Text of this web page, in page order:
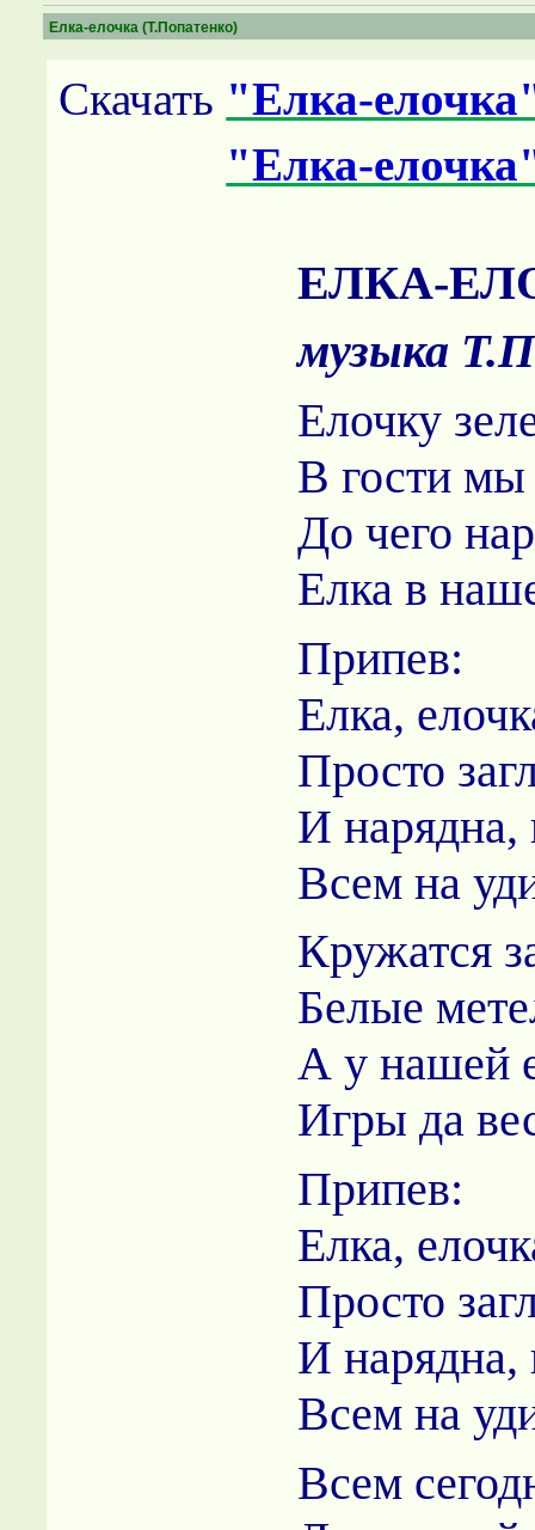
Елка-елочка (Т.Попатенко)
Скачать "Елка-
"Елка-
ЕЛКА-
музыка
Елочку
В гости мы
До чего
Елка в
Припев:
Елка,
Просто
И нарядна,
Всем на
Кружатся
Белые
А у нашей
Игры да
Припев:
Елка,
Просто
И нарядна,
Всем на
Всем